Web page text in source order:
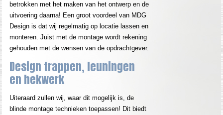
betrokken met het maken van het ontwerp en de
uitvoering daarna! Een groot voordeel van MDG
Design is dat wij regelmatig op locatie lassen en
monteren. Juist met de montage wordt rekening
gehouden met de wensen van de opdrachtgever.
Design trappen, leuningen
en hekwerk
Uiteraard zullen wij, waar dit mogelijk is, de
blinde montage technieken toepassen! Dit biedt